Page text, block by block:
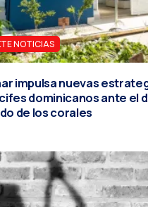
NOTICIAS
impulsa nuevas
dominicanos ante el
de los corales